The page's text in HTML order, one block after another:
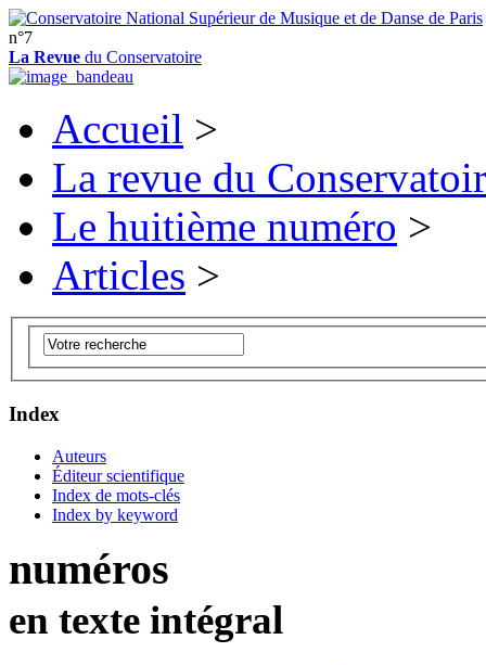
n°7
La Revue du Conservatoire
Accueil >
La revue du
Le huitième numéro >
Articles >
Index
Auteurs
Éditeur scientifique
Index de mots-clés
Index by keyword
numéros
en texte intégral